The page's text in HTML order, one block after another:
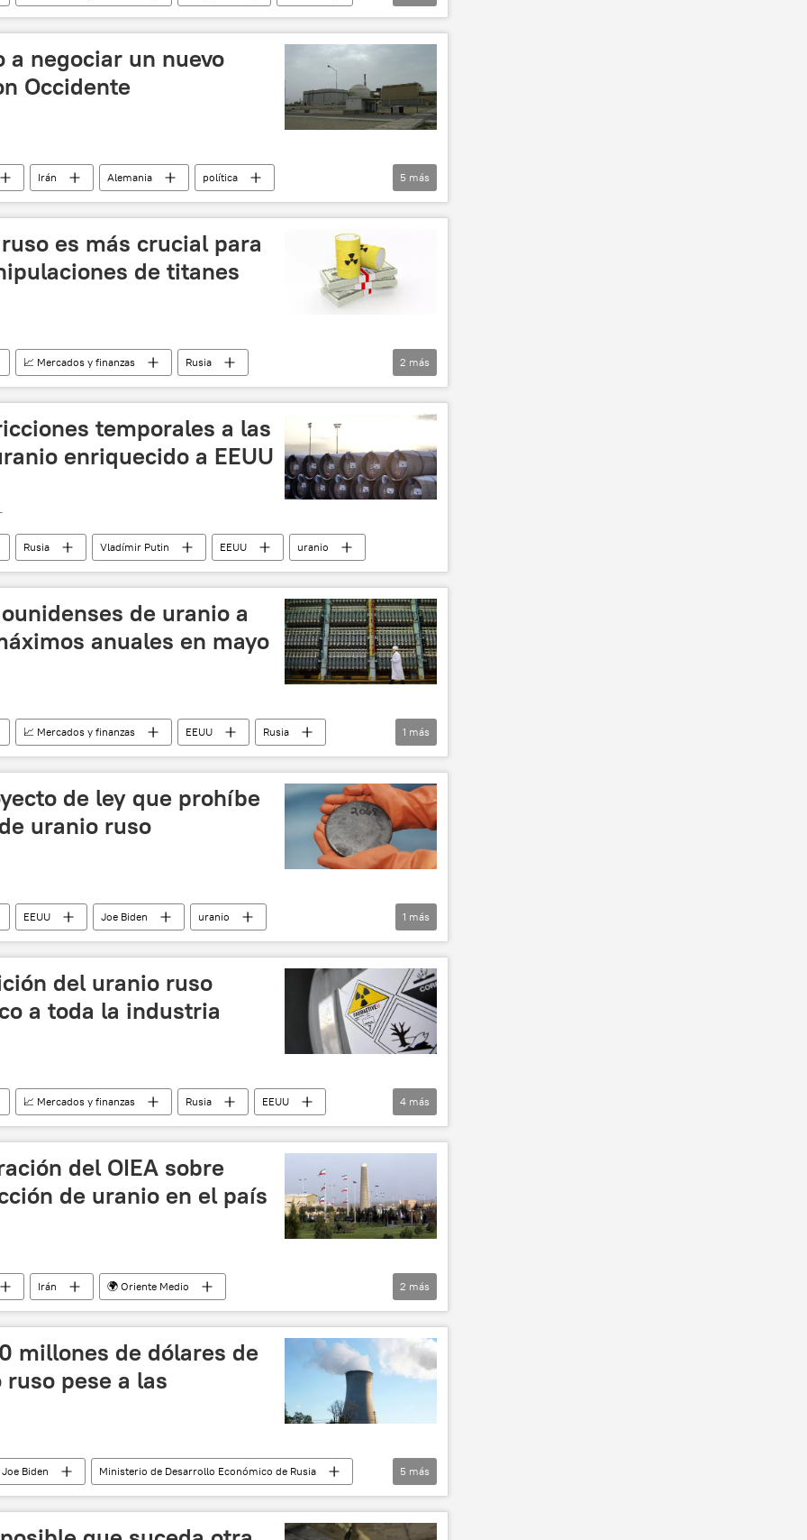
occidentales contra Rusia
🌍 Europa
a negociar un nuevo
Occidente
Irán Alemania
política
(OIEA)
🌍 Oriente Medio
armas nucleares
5 más
es más crucial para
de titanes
📈 Mercados y finanzas
Rusia
occidentales contra Rusia
EEUU
2 más
temporales a las
enriquecido a EEUU
Rusia Vladímir Putin EEUU uranio
de uranio a
anuales en mayo
📈 Mercados y finanzas EEUU
Rusia
1 más
de ley que prohíbe
uranio ruso
EEUU Joe Biden
uranio
1 más
del uranio ruso
a toda la industria
📈 Mercados y finanzas Rusia
EEUU
💬 Opinión y Análisis
4 más
del OIEA sobre
de uranio en el país
Irán
🌍 Oriente Medio
(OIEA)
energía nuclear
2 más
millones de dólares de
pese a las
Joe Biden
Ministerio de Desarrollo Económico de Rusia
Economía 📈 Mercados y finanzas
5 más